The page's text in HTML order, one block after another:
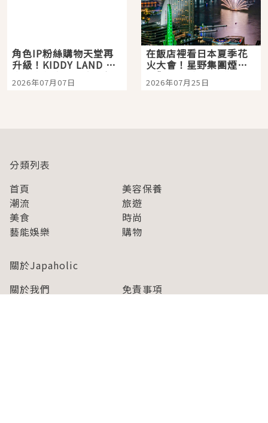
角色IP粉絲購物天堂再
升級！KIDDY LAND 原
宿店吉伊卡哇迎客，新
開幕 OMOKADO 店3分
2026年07月07日
在飯店裡看日本夏季花
火大會！星野集團煙火
景觀飯店6選，讓你不用
人擠人悠閒欣賞
2026年07月25日
分類列表
首頁
美容保養
潮流
旅遊
美食
時尚
藝能娛樂
購物
關於Japaholic
關於我們
免責事項